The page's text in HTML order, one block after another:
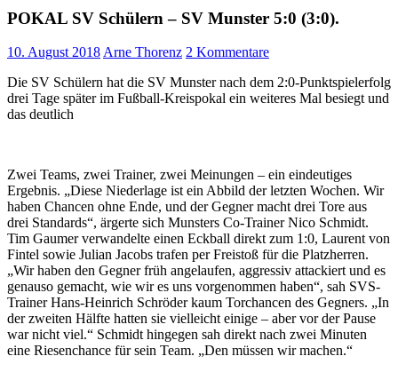
POKAL SV Schülern – SV Munster 5:0 (3:0).
10. August 2018Arne Thorenz 2 Kommentare
Die SV Schülern hat die SV Munster nach dem 2:0-Punktspielerfolg
drei Tage später im Fußball-Kreispokal ein weiteres Mal besiegt und
das deutlich
Zwei Teams, zwei Trainer, zwei Meinungen – ein eindeutiges
Ergebnis. „Diese Niederlage ist ein Abbild der letzten Wochen. Wir
haben Chancen ohne Ende, und der Gegner macht drei Tore aus
drei Standards“, ärgerte sich Munsters Co-Trainer Nico Schmidt.
Tim Gaumer verwandelte einen Eckball direkt zum 1:0, Laurent von
Fintel sowie Julian Jacobs trafen per Freistoß für die Platzherren.
„Wir haben den Gegner früh angelaufen, aggressiv attackiert und es
genauso gemacht, wie wir es uns vorgenommen haben“, sah SVS-
Trainer Hans-Heinrich Schröder kaum Torchancen des Gegners. „In
der zweiten Hälfte hatten sie vielleicht einige – aber vor der Pause
war nicht viel.“ Schmidt hingegen sah direkt nach zwei Minuten
eine Riesenchance für sein Team. „Den müssen wir machen.“